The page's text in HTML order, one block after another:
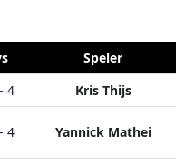
Speler
4
Kris Thijs
4 Yannick Mathei